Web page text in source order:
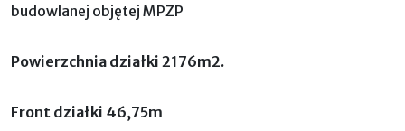
budowlanej objętej MPZP
Powierzchnia działki 2176m2.
Front działki 46,75m